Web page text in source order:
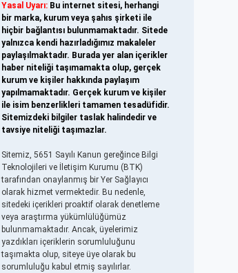
Yasal Uyarı: Bu internet sitesi, herhangi
bir marka, kurum veya şahıs şirketi ile
hiçbir bağlantısı bulunmamaktadır. Sitede
yalnızca kendi hazırladığımız makaleler
paylaşılmaktadır. Burada yer alan içerikler
haber niteliği taşımamakta olup, gerçek
kurum ve kişiler hakkında paylaşım
yapılmamaktadır. Gerçek kurum ve kişiler
ile isim benzerlikleri tamamen tesadüfidir.
Sitemizdeki bilgiler taslak halindedir ve
tavsiye niteliği taşımazlar.
Sitemiz, 5651 Sayılı Kanun gereğince Bilgi
Teknolojileri ve İletişim Kurumu (BTK)
tarafından onaylanmış bir Yer Sağlayıcı
olarak hizmet vermektedir. Bu nedenle,
sitedeki içerikleri proaktif olarak denetleme
veya araştırma yükümlülüğümüz
bulunmamaktadır. Ancak, üyelerimiz
yazdıkları içeriklerin sorumluluğunu
taşımakta olup, siteye üye olarak bu
sorumluluğu kabul etmiş sayılırlar.